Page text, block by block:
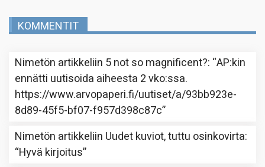
KOMMENTIT
Nimetön artikkeliin 5 not so magnificent?: “AP:kin
ennätti uutisoida aiheesta 2 vko:ssa.
https://www.arvopaperi.fi/uutiset/a/93bb923e-
8d89-45f5-bf07-f957d398c87c”
Nimetön artikkeliin Uudet kuviot, tuttu osinkovirta:
“Hyvä kirjoitus”